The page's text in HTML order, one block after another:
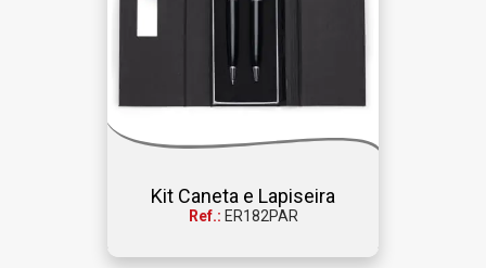
Kit Caneta e Lapiseira
Ref.: ER182PAR